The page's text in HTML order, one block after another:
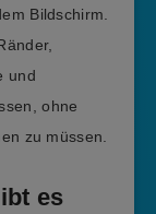
Bildschirm.
und
ohne
zu müssen.
es